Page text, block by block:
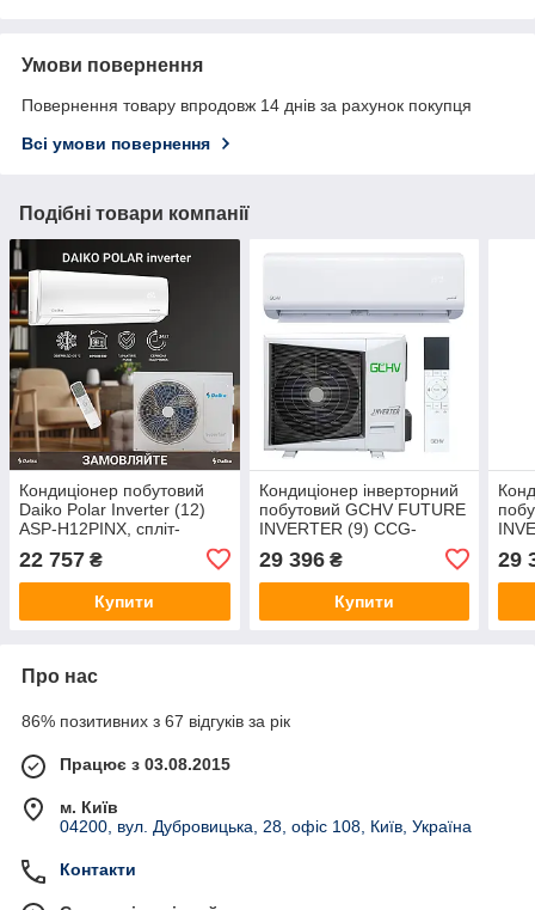
Умови повернення
Повернення товару впродовж 14 днів за рахунок покупця
Всі умови повернення
Подібні товари компанії
Кондиціонер побутовий
Daiko Polar Inverter (12)
ASP-H12PINX, спліт-
настінний, -25°
22 757 ₴
Купити
Кондиціонер інверторний
побутовий GCHV FUTURE
INVERTER (9) CCG-
система, настінний, -25°
29 396₴
Купити
-25°
29
Про нас
86% позитивних з 67 відгуків за рік
Працює з 03.08.2015
м. Київ
04200, вул. Дубровицька, 28, офіс 108, Київ, Україна
Контакти